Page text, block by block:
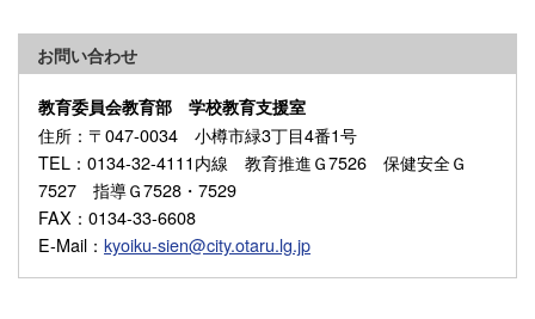
お問い合わせ
教育委員会教育部 学校教育支援室
住所 ：〒047-0034 小樽市緑3丁目4番1号
TEL ：0134-32-4111内線 教育推進Ｇ7526 保健安全Ｇ
7527 指導Ｇ7528・7529
FAX ：0134-33-6608
E-Mail ： kyoiku-sien@city.otaru.lg.jp